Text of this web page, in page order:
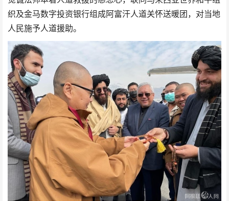
织及金马数字投资银行组成阿富汗人道关怀送暖团，对当地
人民施予人道援助。